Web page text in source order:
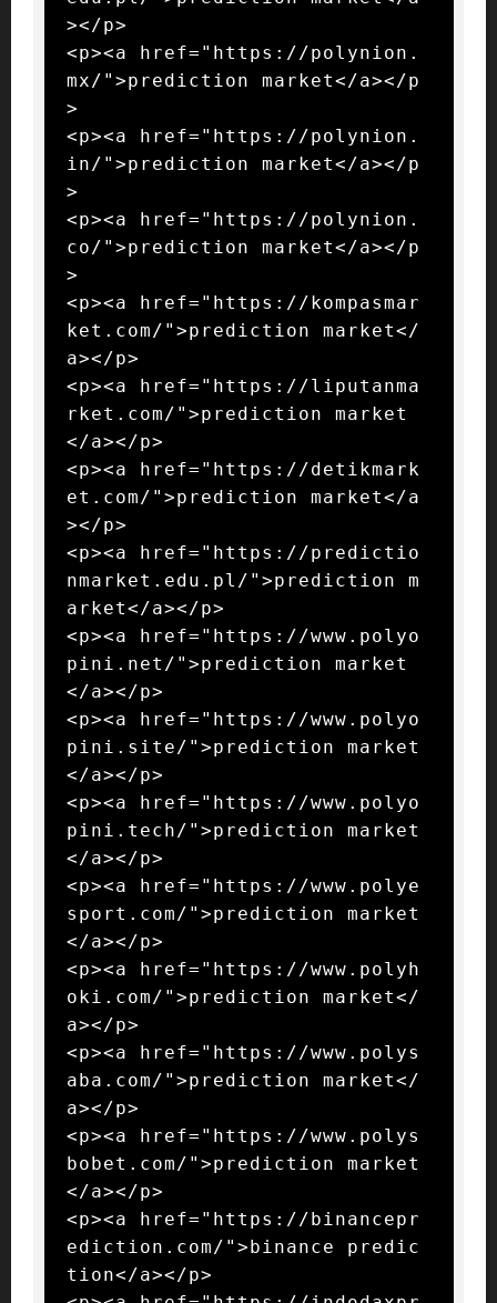
></p>
<p><a href="https://polynion.
mx/">prediction market</a></p
>
<p><a href="https://polynion.
in/">prediction market</a></p
>
<p><a href="https://polynion.
co/">prediction market</a></p
>
<p><a href="https://kompasmar
ket.com/">prediction market</
a></p>
<p><a href="https://liputanma
rket.com/">prediction market
</a></p>
<p><a href="https://detikmark
et.com/">prediction market</a
></p>
<p><a href="https://predictio
nmarket.edu.pl/">prediction m
arket</a></p>
<p><a href="https://www.polyo
pini.net/">prediction market
</a></p>
<p><a href="https://www.polyo
pini.site/">prediction market
</a></p>
<p><a href="https://www.polyo
pini.tech/">prediction market
</a></p>
<p><a href="https://www.polye
sport.com/">prediction market
</a></p>
<p><a href="https://www.polyh
oki.com/">prediction market</
a></p>
<p><a href="https://www.polys
aba.com/">prediction market</
a></p>
<p><a href="https://www.polys
bobet.com/">prediction market
</a></p>
<p><a href="https://binancepr
ediction.com/">binance predic
tion</a></p>